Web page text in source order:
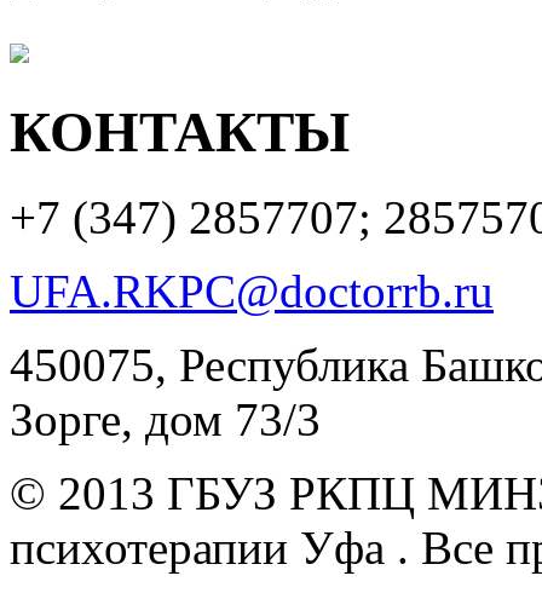
КОНТАКТЫ
+7 (347) 2857707;
UFA.RKPC@doctorrb.ru
450075, Республика
Зорге, дом 73/3
© 2013 ГБУЗ РКПЦ
психотерапии Уфа . Все